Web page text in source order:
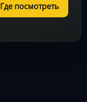
Где посмотреть